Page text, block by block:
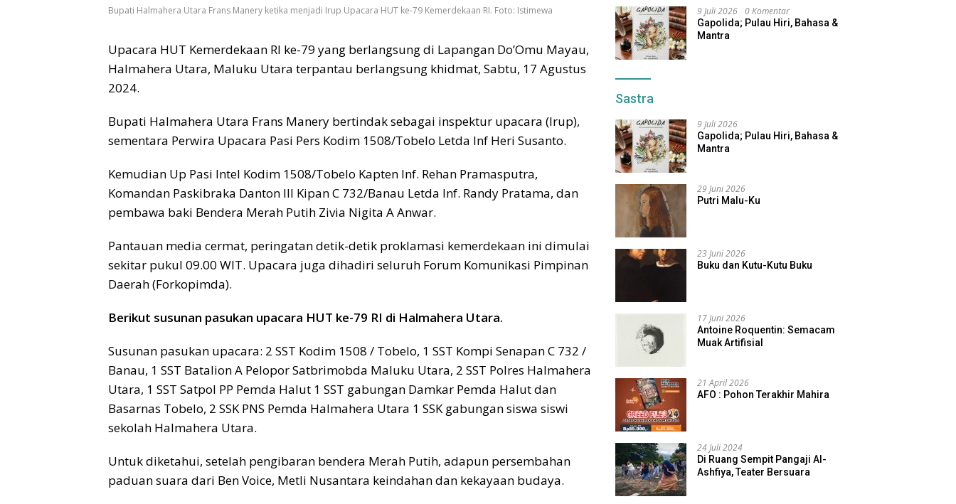
Bupati Halmahera Utara Frans Manery ketika menjadi Irup Upacara HUT ke-79 Kemerdekaan RI. Foto: Istimewa
Upacara HUT Kemerdekaan RI ke-79 yang berlangsung di Lapangan Do’Omu Mayau,
Halmahera Utara, Maluku Utara terpantau berlangsung khidmat, Sabtu, 17 Agustus
2024.
Bupati Halmahera Utara Frans Manery bertindak sebagai inspektur upacara (Irup),
sementara Perwira Upacara Pasi Pers Kodim 1508/Tobelo Letda Inf Heri Susanto.
Kemudian Up Pasi Intel Kodim 1508/Tobelo Kapten Inf. Rehan Pramasputra,
Komandan Paskibraka Danton III Kipan C 732/Banau Letda Inf. Randy Pratama, dan
pembawa baki Bendera Merah Putih Zivia Nigita A Anwar.
Pantauan media cermat, peringatan detik-detik proklamasi kemerdekaan ini dimulai
sekitar pukul 09.00 WIT. Upacara juga dihadiri seluruh Forum Komunikasi Pimpinan
Daerah (Forkopimda).
Berikut susunan pasukan upacara HUT ke-79 RI di Halmahera Utara.
Susunan pasukan upacara: 2 SST Kodim 1508 / Tobelo, 1 SST Kompi Senapan C 732 /
Banau, 1 SST Batalion A Pelopor Satbrimobda Maluku Utara, 2 SST Polres Halmahera
Utara, 1 SST Satpol PP Pemda Halut 1 SST gabungan Damkar Pemda Halut dan
Basarnas Tobelo, 2 SSK PNS Pemda Halmahera Utara 1 SSK gabungan siswa siswi
sekolah Halmahera Utara.
Untuk diketahui, setelah pengibaran bendera Merah Putih, adapun persembahan
paduan suara dari Ben Voice, Metli Nusantara keindahan dan kekayaan budaya.
9 Juli 2026 0 Komentar
Gapolida; Pulau Hiri, Bahasa &
Mantra
Sastra
9 Juli 2026
Gapolida; Pulau Hiri, Bahasa &
Mantra
29 Juni 2026
Putri Malu-Ku
23 Juni 2026
Buku dan Kutu-Kutu Buku
17 Juni 2026
Antoine Roquentin: Semacam
Muak Artifisial
21 April 2026
AFO : Pohon Terakhir Mahira
24 Juli 2024
Di Ruang Sempit Pangaji Al-
Ashfiya, Teater Bersuara